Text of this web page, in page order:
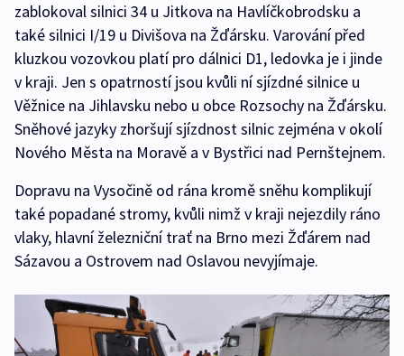
zablokoval silnici 34 u Jitkova na Havlíčkobrodsku a
také silnici I/19 u Divišova na Žďársku. Varování před
kluzkou vozovkou platí pro dálnici D1, ledovka je i jinde
v kraji. Jen s opatrností jsou kvůli ní sjízdné silnice u
Věžnice na Jihlavsku nebo u obce Rozsochy na Žďársku.
Sněhové jazyky zhoršují sjízdnost silnic zejména v okolí
Nového Města na Moravě a v Bystřici nad Pernštejnem.
Dopravu na Vysočině od rána kromě sněhu komplikují
také popadané stromy, kvůli nimž v kraji nejezdily ráno
vlaky, hlavní železniční trať na Brno mezi Žďárem nad
Sázavou a Ostrovem nad Oslavou nevyjímaje.